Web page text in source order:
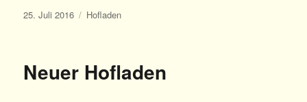
Veröffentlicht
25. Juli 2016 Kategorien
Hofladen
Neuer Hofladen